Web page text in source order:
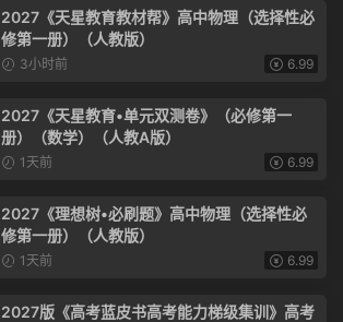
2027《天星教育教材帮》高中物理（选择性必
修第一册）（人教版）
3小时前 6.99
2027《天星教育•单元双测卷》（必修第一
册）（数学）（人教A版）
1天前 6.99
2027《理想树•必刷题》高中物理（选择性必
修第一册）（人教版）
1天前 6.99
2027版《高考蓝皮书高考能力梯级集训》高考